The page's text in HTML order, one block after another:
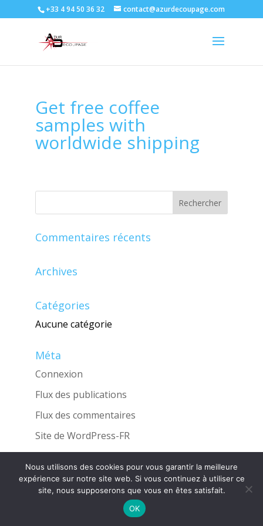
+33 4 94 50 36 32 contact@azurdecoupage.com
Get free coffee
samples with
worldwide shipping
Commentaires récents
Archives
Catégories
Aucune catégorie
Méta
Connexion
Flux des publications
Flux des commentaires
Site de WordPress-FR
Une réalisation de l'AgenceINGLOBO
Nous utilisons des cookies pour vous garantir la meilleure
expérience sur notre site web. Si vous continuez à utiliser ce
site, nous supposerons que vous en êtes satisfait.
OK